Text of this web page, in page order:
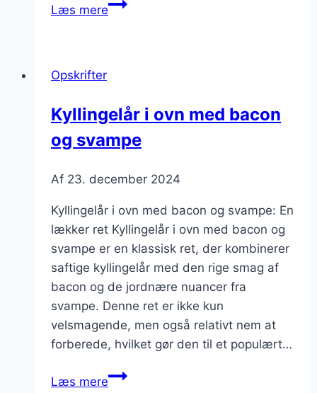
Læs mereKyllingelår
Opskrifter
Kyllingelår i ovn med bacon
og svampe
Af 23. december 2024
Kyllingelår i ovn med bacon og svampe: En
lækker ret Kyllingelår i ovn med bacon og
svampe er en klassisk ret, der kombinerer
saftige kyllingelår med den rige smag af
bacon og de jordnære nuancer fra
svampe. Denne ret er ikke kun
velsmagende, men også relativt nem at
forberede, hvilket gør den til et populært…
Læs mereKyllingelår